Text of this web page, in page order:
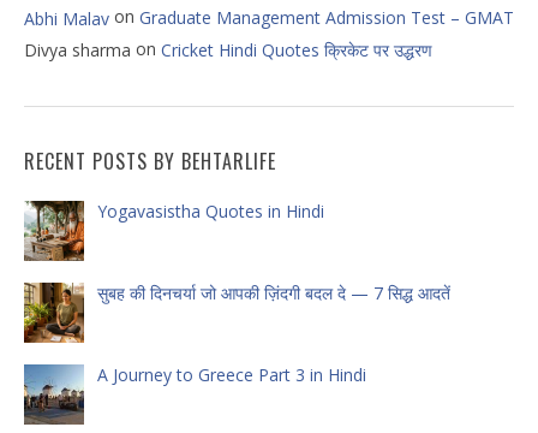
Abhi Malav on Graduate Management Admission Test – GMAT
Divya sharma on Cricket Hindi Quotes क्रिकेट पर उद्धरण
RECENT POSTS BY BEHTARLIFE
Yogavasistha Quotes in Hindi
सुबह की दिनचर्या जो आपकी ज़िंदगी बदल दे — 7 सिद्ध आदतें
A Journey to Greece Part 3 in Hindi